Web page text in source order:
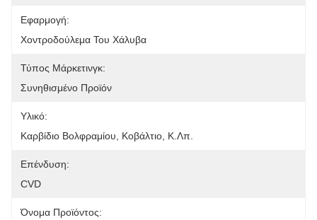
Εφαρμογή:
Χοντροδούλεμα Του Χάλυβα
Τύπος Μάρκετινγκ:
Συνηθισμένο Προϊόν
Υλικό:
Καρβίδιο Βολφραμίου, Κοβάλτιο, Κ.λπ.
Επένδυση:
CVD
Όνομα Προϊόντος: